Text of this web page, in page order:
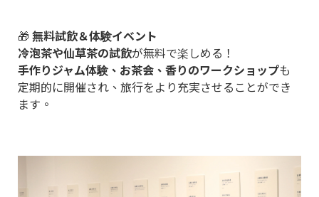
🎁 無料試飲＆体験イベント
冷泡茶や仙草茶の試飲が無料で楽しめる！
手作りジャム体験、お茶会、香りのワークショップも
定期的に開催され、旅行をより充実させることができ
ます。